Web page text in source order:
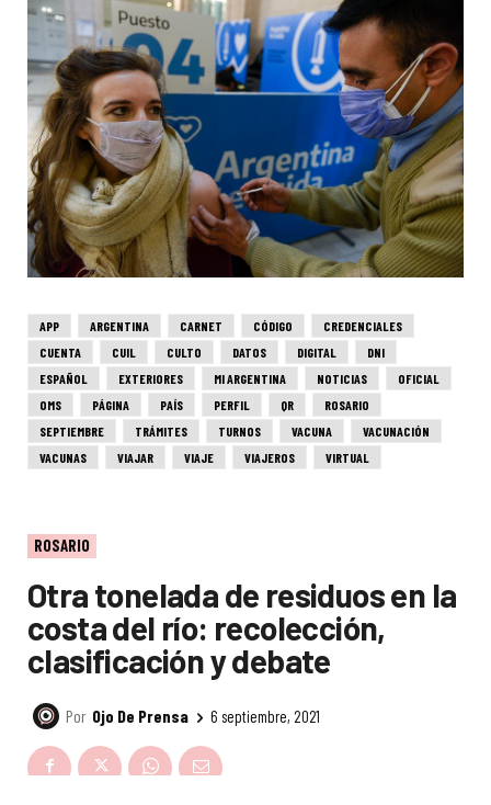
APP ARGENTINA CARNET CÓDIGO
CREDENCIALES
CUENTA
CUIL CULTO DATOS DIGITAL
DNI
ESPAÑOL
EXTERIORES MI ARGENTINA NOTICIAS
OFICIAL
OMS
PÁGINA PAÍS PERFIL QR
ROSARIO
SEPTIEMBRE
TRÁMITES TURNOS VACUNA
VACUNACIÓN
VACUNAS
VIAJAR VIAJE VIAJEROS VIRTUAL